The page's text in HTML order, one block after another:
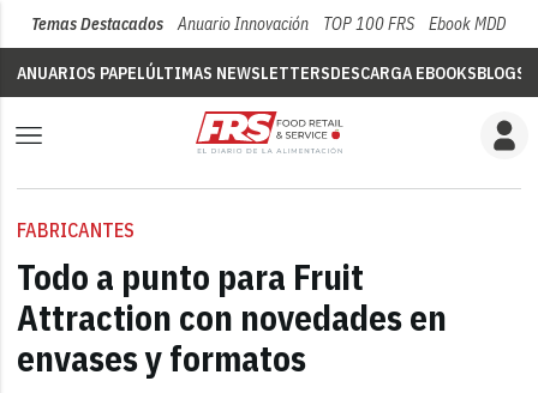
Temas Destacados Anuario Innovación TOP 100 FRS Ebook MDD
ANUARIOS PAPELÚLTIMAS NEWSLETTERSDESCARGA EBOOKSBLOGS
FABRICANTES
Todo a punto para Fruit
Attraction con novedades en
envases y formatos